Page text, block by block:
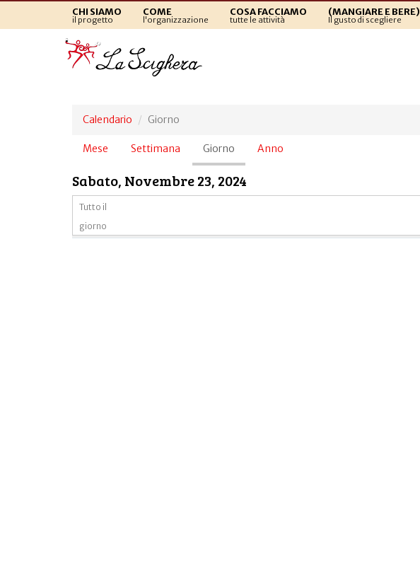
CHI SIAMO
il progetto
COME
l'organizzazione
COSA FACCIAMO
tutte le attività
(MANGIARE E BERE)
Il gusto di scegliere
Calendario Giorno
Schede
Mese Settimana Giorno (scheda
attiva)
Anno
Sabato, Novembre 23, 2024
Tutto il
giorno